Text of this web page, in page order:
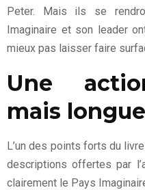
Peter. Mais ils se
Imaginaire et son leader
mieux pas laisser faire
Une
mais
L’un des points forts du
descriptions offertes par
clairement le Pays